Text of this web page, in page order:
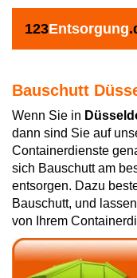
123Entsorgung
Bauschutt
Wenn Sie in
dann sind Sie auf
Containerdienste
sich Bauschutt am
entsorgen. Dazu
Bauschutt, und
von Ihrem